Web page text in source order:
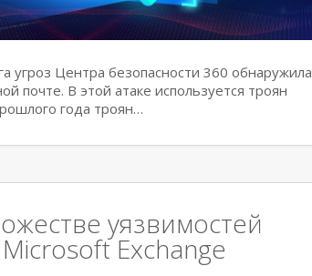
угроз Центра безопасности 360 обнаружила
почте. В этой атаке используется троян
года троян…
уязвимостей
Exchange